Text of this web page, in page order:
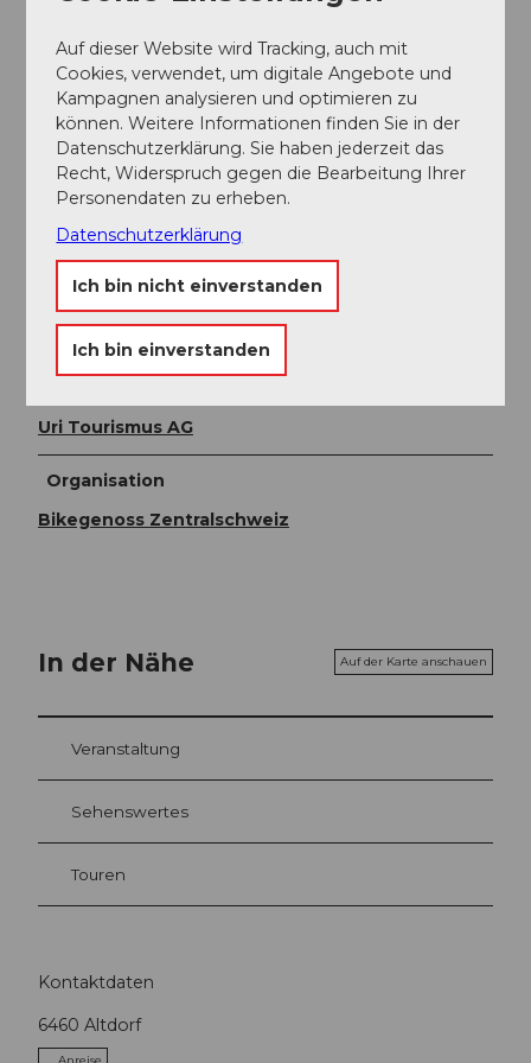
fahren. Dort ist der Ausgangspunkt für diese Tour.
Weitere Infos / Links
Fairtrail Zentralschweiz
In der Zentralschweiz teilen wir uns viele Wege mit
Mit einem freundlichen Gruss, angepasster
Geschwindigkeit und gegenseitigem Respekt sorgen
wir gemeinsam daxfür, dass Biken hier auch in Zukunft
möglich bleibt. Danke, dass du fair unterwegs bist.
Uri Tourismus AG
Organisation
Bikegenoss Zentralschweiz
In der Nähe Auf der Karte anschauen
Veranstaltung
Sehenswertes
Touren
Kontaktdaten
6460 Altdorf
Anreise
Auf dieser Website wird Tracking, auch mit
Cookies, verwendet, um digitale Angebote und
Kampagnen analysieren und optimieren zu
können. Weitere Informationen finden Sie in der
Datenschutzerklärung. Sie haben jederzeit das
Recht, Widerspruch gegen die Bearbeitung Ihrer
Personendaten zu erheben.
Datenschutzerklärung
Ich bin nicht einverstanden
Ich bin einverstanden